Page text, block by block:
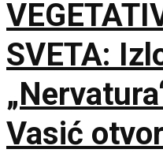
SVETA:
Vasić